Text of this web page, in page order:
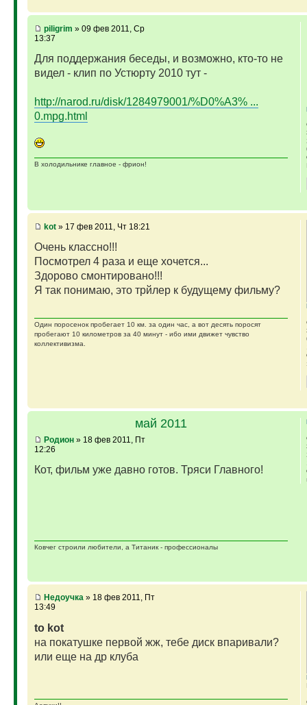
piligrim » 09 фев 2011, Ср
13:37
Для поддержания беседы, и возможно, кто-то не
видел - клип по Устюрту 2010 тут -
http://narod.ru/disk/1284979001/%D0%A3% ...
0.mpg.html
В холодильнике главное - фрион!
kot» 17 фев 2011, Чт 18:21
Очень классно!!!
Посмотрел 4 раза и еще хочется...
Здорово смонтировано!!!
Я так понимаю, это трйлер к будущему фильму?
Один поросенок пробегает 10 км. за один час, а вот десять поросят
пробегают 10 километров за 40 минут - ибо ими движет чувство
коллективизма.
май 2011
Родион» 18 фев 2011, Пт
12:26
Кот, фильм уже давно готов. Тряси Главного!
Ковчег строили любители, а Титаник - профессионалы
Недоучка» 18 фев 2011, Пт
13:49
to kot
на покатушке первой жж, тебе диск впаривали?
или еще на др клуба